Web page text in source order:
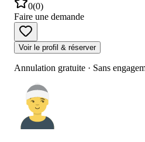
0(0)
Faire une demande
Voir le profil & réserver
Annulation gratuite · Sans